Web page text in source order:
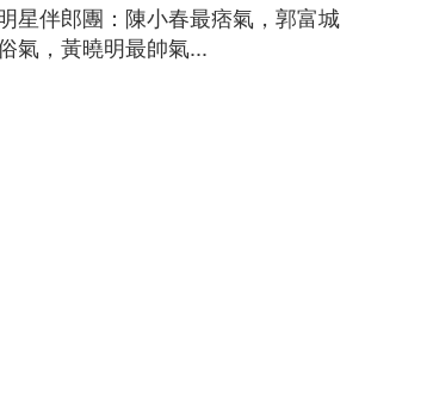
星伴郎團：陳小春最痞氣，郭富城
氣，黃曉明最帥氣...